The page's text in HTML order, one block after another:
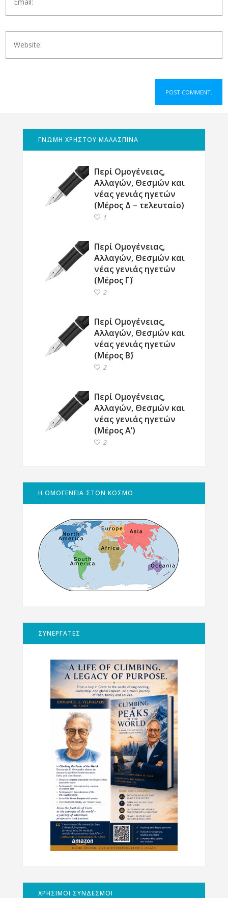
ΓΝΩΜΗ ΧΡΗΣΤΟΥ ΜΑΛΑΣΠΙΝΑ
Περί Ομογένειας,
Αλλαγών, Θεσμών και
νέας γενιάς ηγετών
(Μέρος Δ – τελευταίο)
1
Περί Ομογένειας,
Αλλαγών, Θεσμών και
νέας γενιάς ηγετών
(Μέρος Γ΄)
2
Περί Ομογένειας,
Αλλαγών, Θεσμών και
νέας γενιάς ηγετών
(Μέρος Β΄)
2
Περί Ομογένειας,
Αλλαγών, Θεσμών και
νέας γενιάς ηγετών
(Μέρος Α’)
2
Η ΟΜΟΓΕΝΕΙΑ ΣΤΟΝ ΚΟΣΜΟ
ΣΥΝΕΡΓΑΤΕΣ
ΧΡΗΣΙΜΟΙ ΣΥΝΔΕΣΜΟΙ